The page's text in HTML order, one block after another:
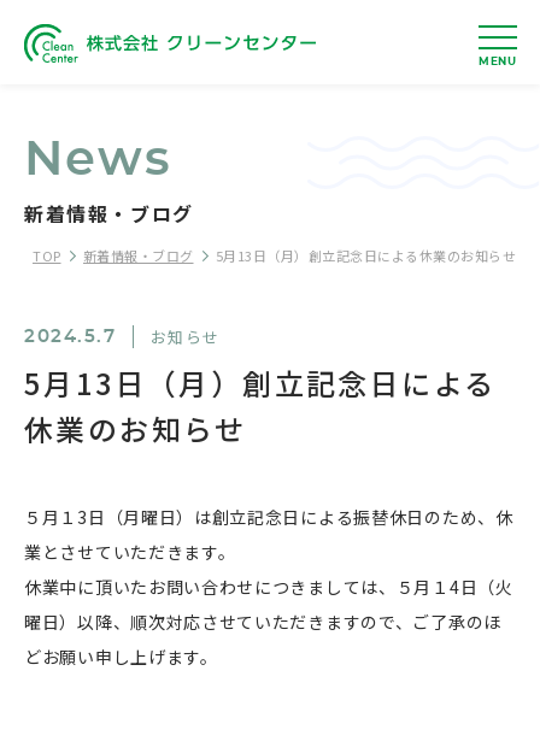
MENU
News
新着情報・ブログ
TOP 新着情報・ブログ 5月13日（月）創立記念日による休業のお知らせ
5月13日（月）創立記念日による
休業のお知らせ
2024.5.7 お知らせ
５月１3日（月曜日）は創立記念日による振替休日のため、休
業とさせていただきます。
休業中に頂いたお問い合わせにつきましては、５月１4日（火
曜日）以降、順次対応させていただきますので、ご了承のほ
どお願い申し上げます。